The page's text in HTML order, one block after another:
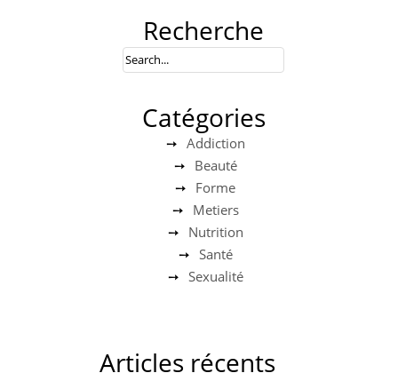
Recherche
Catégories
Addiction
Beauté
Forme
Metiers
Nutrition
Santé
Sexualité
Articles récents